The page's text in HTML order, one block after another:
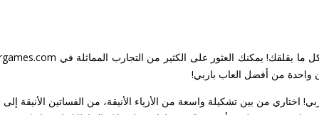
واحدة من أفضل العاب باربي!
اختاري من بين تشكيلة واسعة من الأزياء الأنيقة، من الفساتين الأنيقة إلى